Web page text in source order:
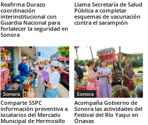
Reafirma Durazo
coordinación
interinstitucional con
Guardia Nacional para
fortalecer la seguridad en
Sonora
Llama Secretaría de Salud
Pública a completar
esquemas de vacunación
contra el sarampión
Sonora
Comparte SSPC
información preventiva a
locatarios del Mercado
Municipal de Hermosillo
Sonora
Acompaña Gobierno de
Sonora las actividades del
Festival del Río Yaqui en
Ónavas